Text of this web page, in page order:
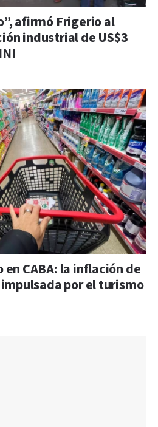
afirmó Frigerio al
industrial de US$3
CABA: la inflación de
por el turismo